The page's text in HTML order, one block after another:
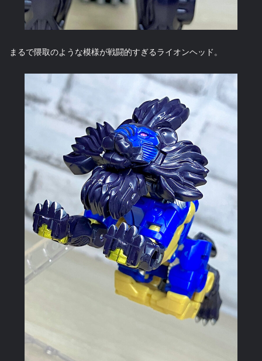
まるで隈取のような模様が戦闘的すぎるライオンヘッド。